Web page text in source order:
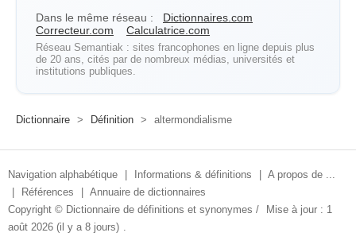
Dans le même réseau :
Dictionnaires.com
Correcteur.com
Calculatrice.com
Réseau Semantiak : sites francophones en ligne depuis plus
de 20 ans, cités par de nombreux médias, universités et
institutions publiques.
Dictionnaire > Définition > altermondialisme
Navigation alphabétique Informations & définitions
A propos de ...
Références
Annuaire de dictionnaires
Copyright © Dictionnaire de définitions et synonymes /
Mise à jour : 1
août 2026 (il y a 8 jours) .